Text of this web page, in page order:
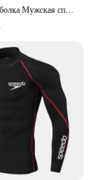
Мужская футболка Мужская спортивная футболка для бега Мужские компрессионные топы для фитнеса Футболка БыстросохнущаяТемная тренировка в тренажерном зале Спортивные рубашки для бега Джерси